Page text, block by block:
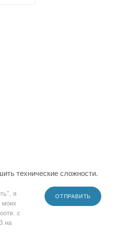
технические сложности.
я
моих
с
на
ОТПРАВИТЬ